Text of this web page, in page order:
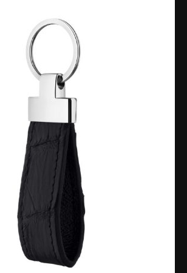
не байдужими. Чохол з
крокодила має неповторний
своєю простотою і
чому він буде прекрасним
будь-якого стилю.
шкіри крокодила для iPhone 15 Pro
надійний захист вашому
сколів та ударів, а також
зносу і забруднень. Він має
зроблений, він надійно
iPhone 15 Pro Max і не займає
або сумці.
зазначити, що цей чохол
вручну, що робить його якіснішим
Кожен чохол має свою унікальну
ви не будете нудитися повсякчас.
ідеально підійде для